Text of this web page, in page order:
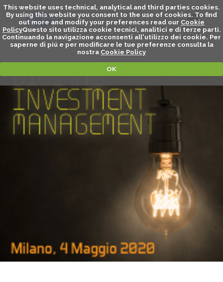
This website uses technical, analytical and third parties cookies.
By using this website you consent to the use of cookies. To find
out more and modify your preferences read our Cookie
PolicyQuesto sito utilizza cookie tecnici, analitici e di terze parti.
Continuando la navigazione acconsenti all'utilizzo dei cookie. Per
saperne di piú e per modificare le tue preferenze consulta la
nostra Cookie Policy
OK